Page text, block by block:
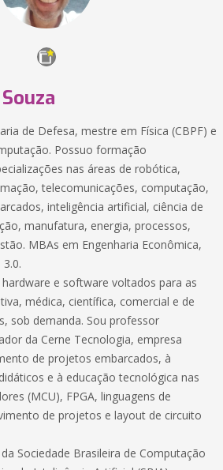
de Defesa, mestre em Física (CBPF) e
Possuo formação
nas áreas de robótica,
telecomunicações, computação,
inteligência artificial, ciência de
manufatura, energia, processos,
MBAs em Engenharia Econômica,
e software voltados para as
médica, científica, comercial e de
sob demanda. Sou professor
da Cerne Tecnologia, empresa
de projetos embarcados, à
e à educação tecnológica nas
(MCU), FPGA, linguagens de
de projetos e layout de circuito
Sociedade Brasileira de Computação